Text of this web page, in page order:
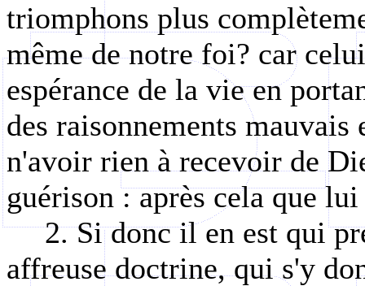
triomphons plus
même de notre foi? car
espérance de la vie en
des raisonnements
n'avoir rien à recevoir de
guérison : après cela que
2. Si donc il en est qui
affreuse doctrine, qui s'y